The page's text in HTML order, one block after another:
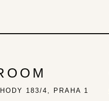
183/4, PRAHA 1